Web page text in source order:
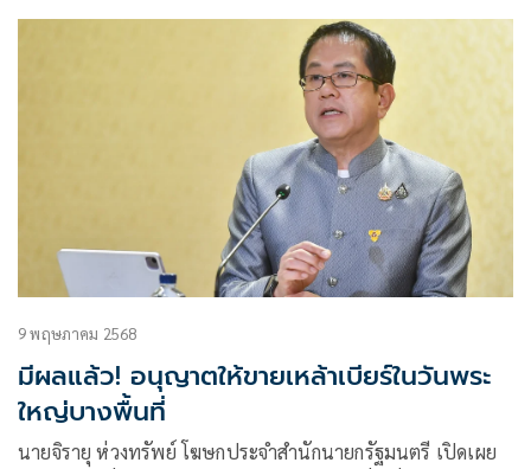
9 พฤษภาคม 2568
มีผลแล้ว! อนุญาตให้ขายเหล้าเบียร์ในวันพระ
ใหญ่บางพื้นที่
นายจิรายุ ห่วงทรัพย์ โฆษกประจำสำนักนายกรัฐมนตรี เปิดเผย